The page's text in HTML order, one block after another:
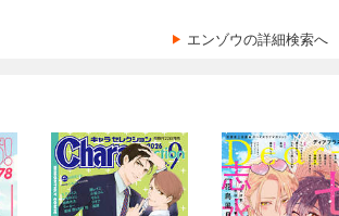
エンゾウの詳細検索へ